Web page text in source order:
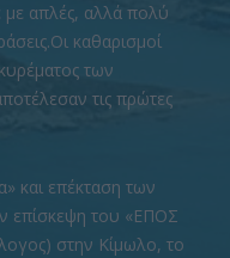
απλές, αλλά πολύ
καθαρισμοί
των
τις πρώτες
και επέκταση των
επίσκεψη του «ΕΠΟΣ
στην Κίμωλο, το